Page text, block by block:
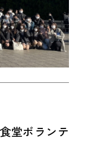
堂ボランテ